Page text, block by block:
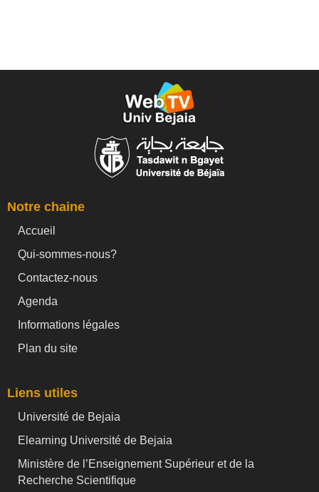
Notre chaine
Accueil
Qui-sommes-nous?
Contactez-nous
Agenda
Informations légales
Plan du site
Liens utiles
Université de Bejaia
Elearning Université de Bejaia
Ministère de l’Enseignement Supérieur et de la
Recherche Scientifique